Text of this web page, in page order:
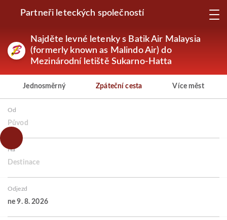
Partneři leteckých společností
Najděte levné letenky s Batik Air Malaysia
(formerly known as Malindo Air) do
Mezinárodní letiště Sukarno-Hatta
Jednosměrný Zpáteční cesta Více měst
Od
Původ
Na
Destinace
Odjezd
ne 9. 8. 2026